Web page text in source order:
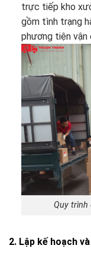
trực tiếp kho
gồm tình trạng
phương tiện vận
Quy trình
2. Lập kế hoạch